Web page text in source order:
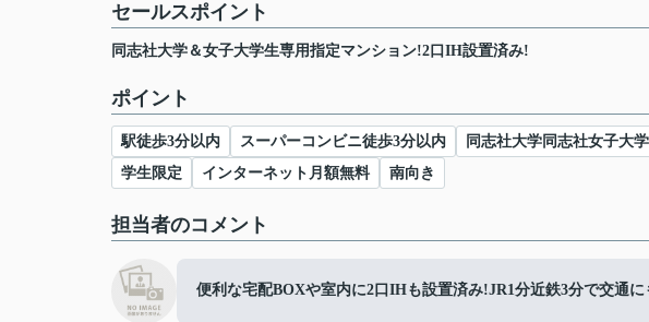
セールスポイント
同志社大学＆女子大学生専用指定マンション!2口IH設置済み!
ポイント
駅徒歩3分以内 スーパーコンビニ徒歩3分以内 同志社大学同志社女子大
学生限定
インターネット月額無料 南向き
担当者のコメント
便利な宅配BOXや室内に2口IHも設置済み!JR1分近鉄3分で交通